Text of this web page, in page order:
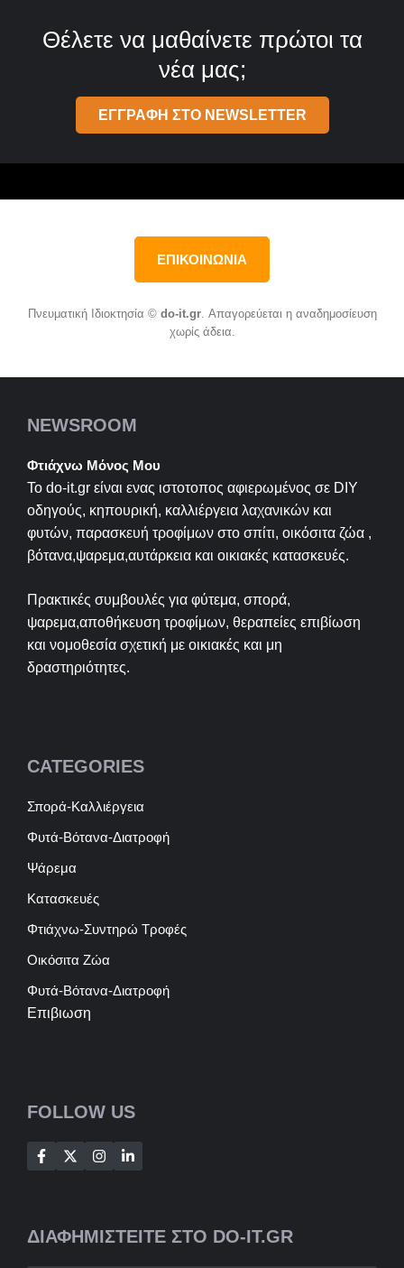
Θέλετε να μαθαίνετε πρώτοι τα
νέα μας;
ΕΓΓΡΑΦΗ ΣΤΟ NEWSLETTER
ΕΠΙΚΟΙΝΩΝΙΑ
Πνευματική Ιδιοκτησία © do-it.gr. Απαγορεύεται η αναδημοσίευση
χωρίς άδεια.
NEWSROOM
Φτιάχνω Μόνος Μου
Το do-it.gr είναι ενας ιστοτοπος αφιερωμένος σε DIY
οδηγούς, κηπουρική, καλλιέργεια λαχανικών και
φυτών, παρασκευή τροφίμων στο σπίτι, οικόσιτα ζώα ,
βότανα,ψαρεμα,αυτάρκεια και οικιακές κατασκευές.
Πρακτικές συμβουλές για φύτεμα, σπορά,
ψαρεμα,αποθήκευση τροφίμων, θεραπείες επιβίωση
και νομοθεσία σχετική με οικιακές και μη
δραστηριότητες.
CATEGORIES
Σπορά-Καλλιέργεια
Φυτά-Βότανα-Διατροφή
Ψάρεμα
Κατασκευές
Φτιάχνω-Συντηρώ Τροφές
Οικόσιτα Ζώα
Φυτά-Βότανα-Διατροφή
Επιβιωση
FOLLOW US
ΔΙΑΦΗΜΙΣΤΕΙΤΕ ΣΤΟ DO-IT.GR